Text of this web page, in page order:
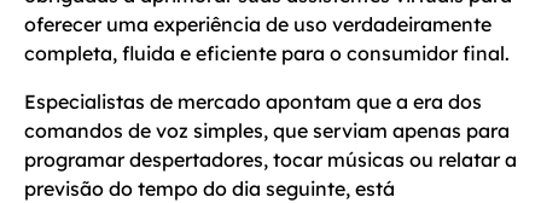
oferecer uma experiência de uso verdadeiramente
completa, fluida e eficiente para o consumidor final.
Especialistas de mercado apontam que a era dos
comandos de voz simples, que serviam apenas para
programar despertadores, tocar músicas ou relatar a
previsão do tempo do dia seguinte, está